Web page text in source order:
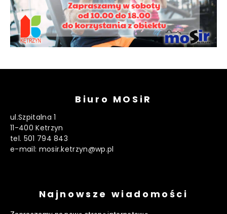
Biuro MOSiR
ul.Szpitalna 1
11-400 Ketrzyn
tel. 501 794 843
e-mail: mosir.ketrzyn@wp.pl
Najnowsze wiadomości